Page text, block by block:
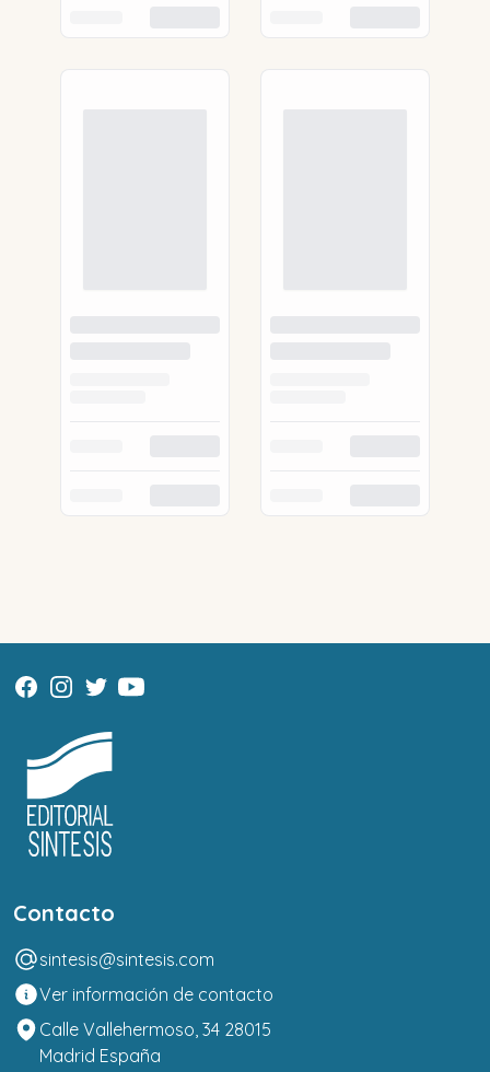
Contacto
sintesis@sintesis.com
Ver información de contacto
Calle Vallehermoso, 34 28015
Madrid España